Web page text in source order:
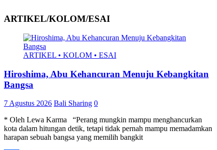
ARTIKEL/KOLOM/ESAI
ARTIKEL • KOLOM • ESAI
Hiroshima, Abu Kehancuran Menuju Kebangkitan
Bangsa
7 Agustus 2026 Bali Sharing 0
* Oleh Lewa Karma “Perang mungkin mampu menghancurkan
kota dalam hitungan detik, tetapi tidak pernah mampu memadamkan
harapan sebuah bangsa yang memilih bangkit